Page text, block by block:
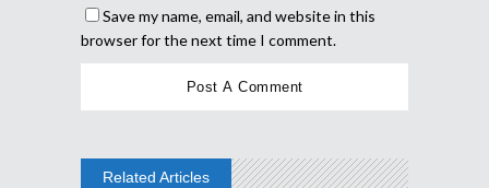
Save my name, email, and website in this
browser for the next time I comment.
Related Articles